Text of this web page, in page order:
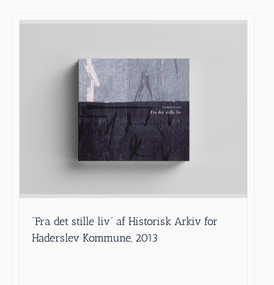
”Fra det stille liv” af Historisk Arkiv for
Haderslev Kommune, 2013